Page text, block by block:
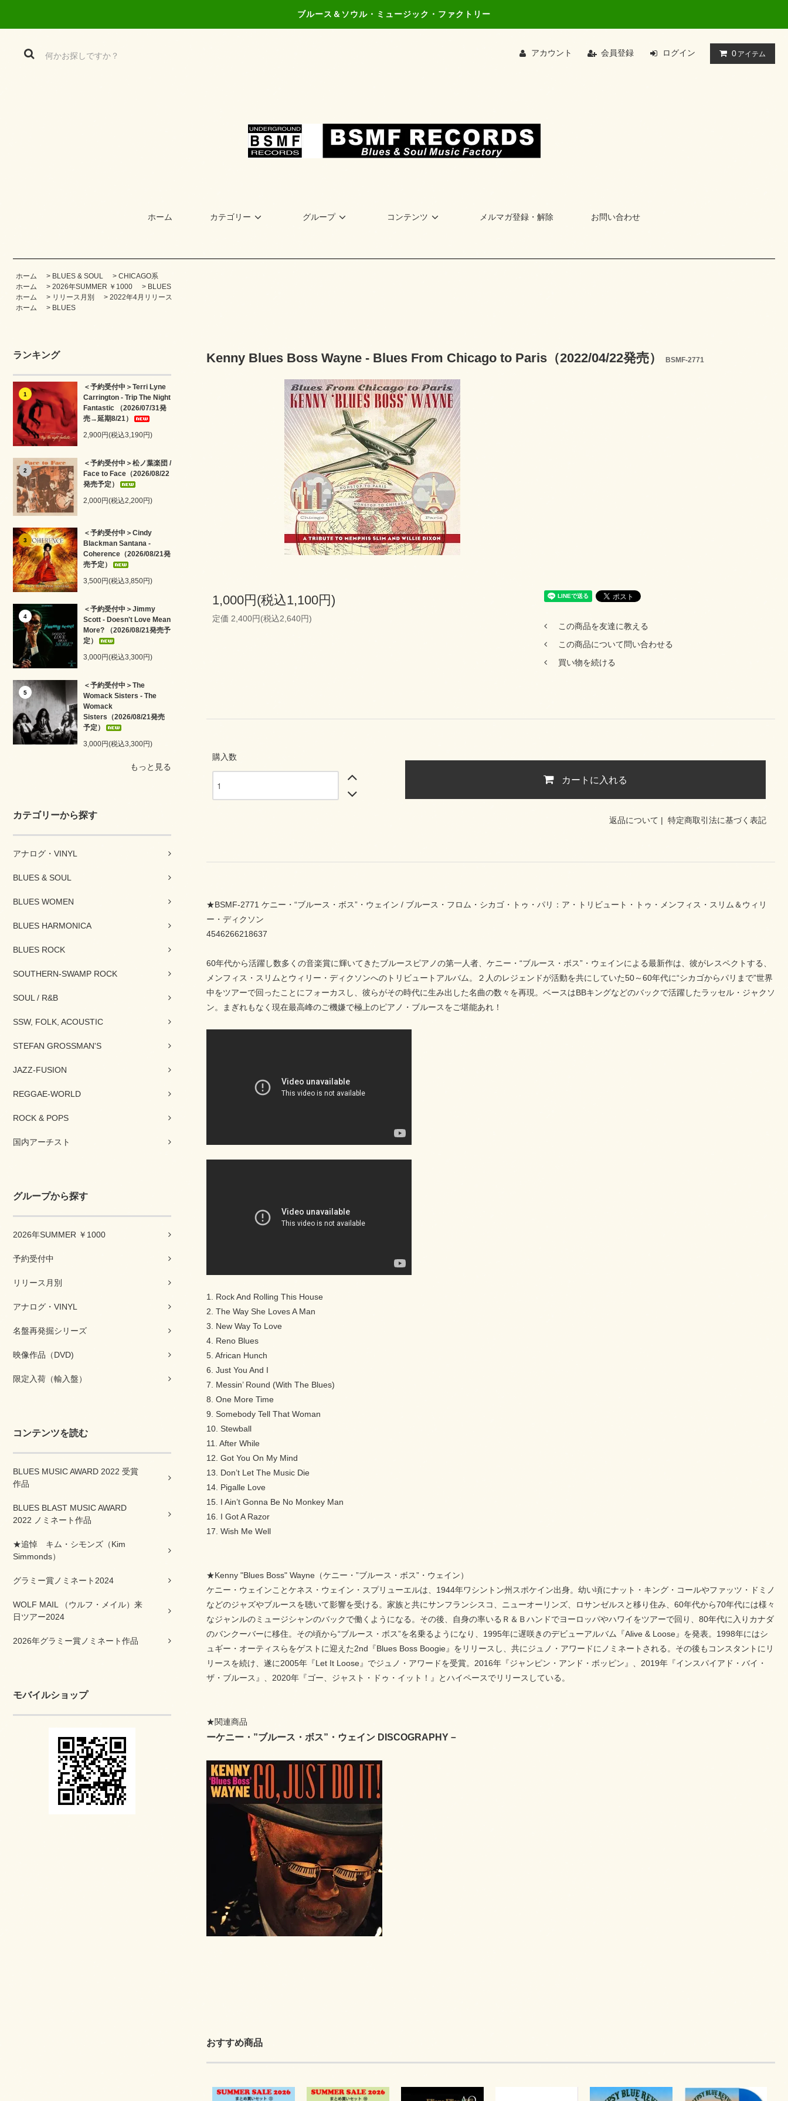
ブルース＆ソウル・ミュージック・ファクトリー
アカウント 会員登録 ログイン 0 アイテム
ホーム カテゴリー グループ コンテンツ メルマガ登録・解除 お問い合わせ
ホーム > BLUES & SOUL > CHICAGO系
ホーム
> 2026年SUMMER ￥1000 > BLUES
ホーム
> リリース月別 > 2022年4月リリース
ホーム
> BLUES
ランキング
1
＜予約受付中＞Terri Lyne
Carrington - Trip The Night
Fantastic （2026/07/31発
売→延期8/21）
2,900円(税込3,190円)
2
＜予約受付中＞松ノ葉楽団 /
Face to Face（2026/08/22
発売予定）
2,000円(税込2,200円)
3
＜予約受付中＞Cindy
Blackman Santana -
Coherence（2026/08/21発
売予定）
3,500円(税込3,850円)
4
＜予約受付中＞Jimmy
Scott - Doesn't Love Mean
More? （2026/08/21発売予
定）
3,000円(税込3,300円)
5
＜予約受付中＞The
Womack Sisters - The
Womack
Sisters（2026/08/21発売
予定）
3,000円(税込3,300円)
もっと見る
カテゴリーから探す
アナログ・VINYL
BLUES & SOUL
BLUES WOMEN
BLUES HARMONICA
BLUES ROCK
SOUTHERN-SWAMP ROCK
SOUL / R&B
SSW, FOLK, ACOUSTIC
STEFAN GROSSMAN'S
JAZZ-FUSION
REGGAE-WORLD
ROCK & POPS
国内アーチスト
グループから探す
2026年SUMMER ￥1000
予約受付中
リリース月別
アナログ・VINYL
名盤再発掘シリーズ
映像作品（DVD)
限定入荷（輸入盤）
コンテンツを読む
BLUES MUSIC AWARD 2022 受賞
作品
BLUES BLAST MUSIC AWARD
2022 ノミネート作品
★追悼 キム・シモンズ（Kim
Simmonds）
グラミー賞ノミネート2024
WOLF MAIL （ウルフ・メイル）来
日ツアー2024
2026年グラミー賞ノミネート作品
モバイルショップ
Kenny Blues Boss Wayne - Blues From Chicago to Paris（2022/04/22発売） BSMF-2771
1,000円(税込1,100円)
定価 2,400円(税込2,640円)
この商品を友達に教える
この商品について問い合わせる
買い物を続ける
購入数
カートに入れる
返品について | 特定商取引法に基づく表記
★BSMF-2771 ケニー・“ブルース・ボス”・ウェイン / ブルース・フロム・シカゴ・トゥ・パリ：ア・トリビュート・トゥ・メンフィス・スリム＆ウィリ
ー・ディクソン
4546266218637
60年代から活躍し数多くの音楽賞に輝いてきたブルースピアノの第一人者、ケニー・“ブルース・ボス”・ウェインによる最新作は、彼がレスペクトする、
メンフィス・スリムとウィリー・ディクソンへのトリビュートアルバム。２人のレジェンドが活動を共にしていた50～60年代に“シカゴからパリまで”世界
中をツアーで回ったことにフォーカスし、彼らがその時代に生み出した名曲の数々を再現。ベースはBBキングなどのバックで活躍したラッセル・ジャクソ
ン。まぎれもなく現在最高峰のご機嫌で極上のピアノ・ブルースをご堪能あれ！
1. Rock And Rolling This House
2. The Way She Loves A Man
3. New Way To Love
4. Reno Blues
5. African Hunch
6. Just You And I
7. Messin’ Round (With The Blues)
8. One More Time
9. Somebody Tell That Woman
10. Stewball
11. After While
12. Got You On My Mind
13. Don’t Let The Music Die
14. Pigalle Love
15. I Ain’t Gonna Be No Monkey Man
16. I Got A Razor
17. Wish Me Well
★Kenny "Blues Boss" Wayne（ケニー・”ブルース・ボス”・ウェイン）
ケニー・ウェインことケネス・ウェイン・スプリューエルは、1944年ワシントン州スポケイン出身。幼い頃にナット・キング・コールやファッツ・ドミノ
などのジャズやブルースを聴いて影響を受ける。家族と共にサンフランシスコ、ニューオーリンズ、ロサンゼルスと移り住み、60年代から70年代には様々
なジャンルのミュージシャンのバックで働くようになる。その後、自身の率いるＲ＆Ｂハンドでヨーロッパやハワイをツアーで回り、80年代に入りカナダ
のバンクーバーに移住。その頃から“ブルース・ボス”を名乗るようになり、1995年に遅咲きのデビューアルバム『Alive & Loose』を発表。1998年にはシ
ュギー・オーティスらをゲストに迎えた2nd『Blues Boss Boogie』をリリースし、共にジュノ・アワードにノミネートされる。その後もコンスタントにリ
リースを続け、遂に2005年『Let It Loose』でジュノ・アワードを受賞。2016年『ジャンピン・アンド・ボッピン』、2019年『インスパイアド・バイ・
ザ・ブルース』、2020年『ゴー、ジャスト・ドゥ・イット！』とハイペースでリリースしている。
★関連商品
ーケニー・”ブルース・ボス”・ウェイン DISCOGRAPHY－
おすすめ商品